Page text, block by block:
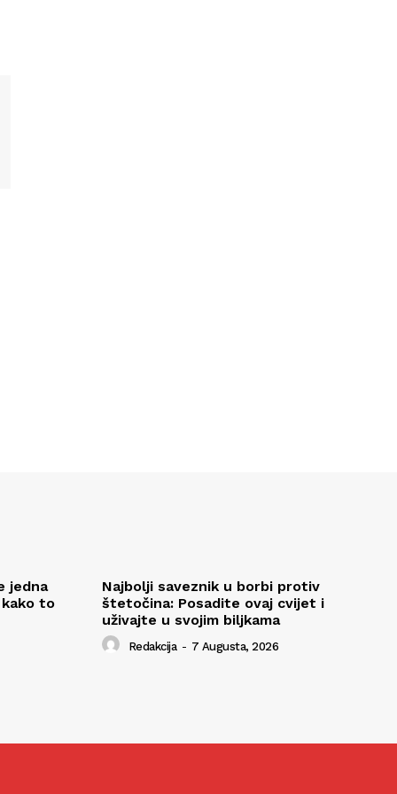
jedna
to
Najbolji saveznik u borbi protiv
štetočina: Posadite ovaj cvijet i
uživajte u svojim biljkama
Redakcija - 7 Augusta, 2026